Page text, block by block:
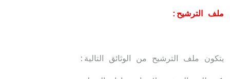
ملف الترشيح:
يتكون ملف الترشيح من الوثائق التالية: